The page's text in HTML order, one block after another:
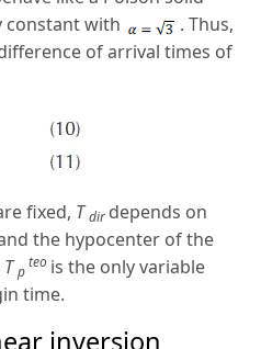
constant with
. Thus,
of arrival times of
fixed, T dir depends on
the hypocenter of the
T p
teo is the only variable
time.
inversion